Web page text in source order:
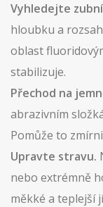
Vyhledejte
hloubku a
oblast
stabilizuje.
Přechod na
abrazivním
Pomůže to
Upravte stravu.
nebo extrémně
měkké a teplejší